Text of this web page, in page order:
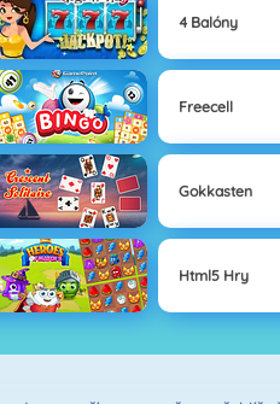
4 Balóny
Freecell
Gokkasten
Html5 Hry